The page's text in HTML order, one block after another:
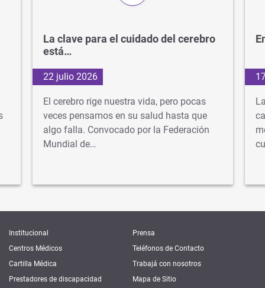
La clave para el cuidado del cerebro
está…
22 julio 2026
El cerebro rige nuestra vida, pero pocas
veces pensamos en su salud hasta que
algo falla. Convocado por la Federación
Mundial de…
Institucional
Centros Médicos
Cartilla Médica
Prestadores de discapacidad
Prensa
Teléfonos de Contacto
Trabajá con nosotros
Mapa de Sitio